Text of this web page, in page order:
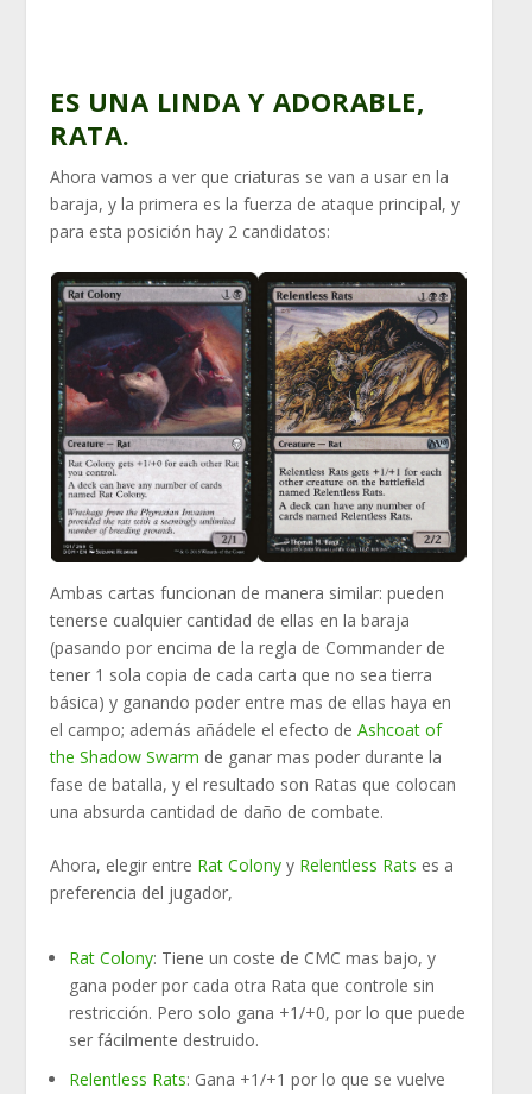
ES UNA LINDA Y ADORABLE,
RATA.
Ahora vamos a ver que criaturas se van a usar en la
baraja, y la primera es la fuerza de ataque principal, y
para esta posición hay 2 candidatos:
Ambas cartas funcionan de manera similar: pueden
tenerse cualquier cantidad de ellas en la baraja
(pasando por encima de la regla de Commander de
tener 1 sola copia de cada carta que no sea tierra
básica) y ganando poder entre mas de ellas haya en
el campo; además añádele el efecto deAshcoat of
the Shadow Swarm de ganar mas poder durante la
fase de batalla, y el resultado son Ratas que colocan
una absurda cantidad de daño de combate.
Ahora, elegir entre Rat Colony y Relentless Rats es a
preferencia del jugador,
Rat Colony: Tiene un coste de CMC mas bajo, y
gana poder por cada otra Rata que controle sin
restricción. Pero solo gana +1/+0, por lo que puede
ser fácilmente destruido.
Relentless Rats: Gana +1/+1 por lo que se vuelve